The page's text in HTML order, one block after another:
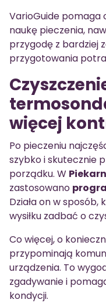
VarioGuide pomaga
naukę pieczenia,
przygodę z bardziej
przygotowania
więcej
Po pieczeniu
szybko i skutecznie
porządku. W
zastosowano
Działa on w
wysiłku zadbać o
Co więcej, o
przypominają
urządzenia. To
zgadywanie i
kondycji.